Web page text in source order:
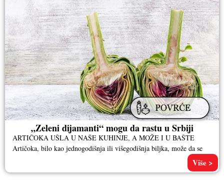
„Zeleni dijamanti“ mogu da rastu u Srbiji
ARTIČOKA UŠLA U NAŠE KUHINJE, A MOŽE I U BAŠTE
Artičoka, bilo kao jednogodišnja ili višegodišnja biljka, može da se
Više >